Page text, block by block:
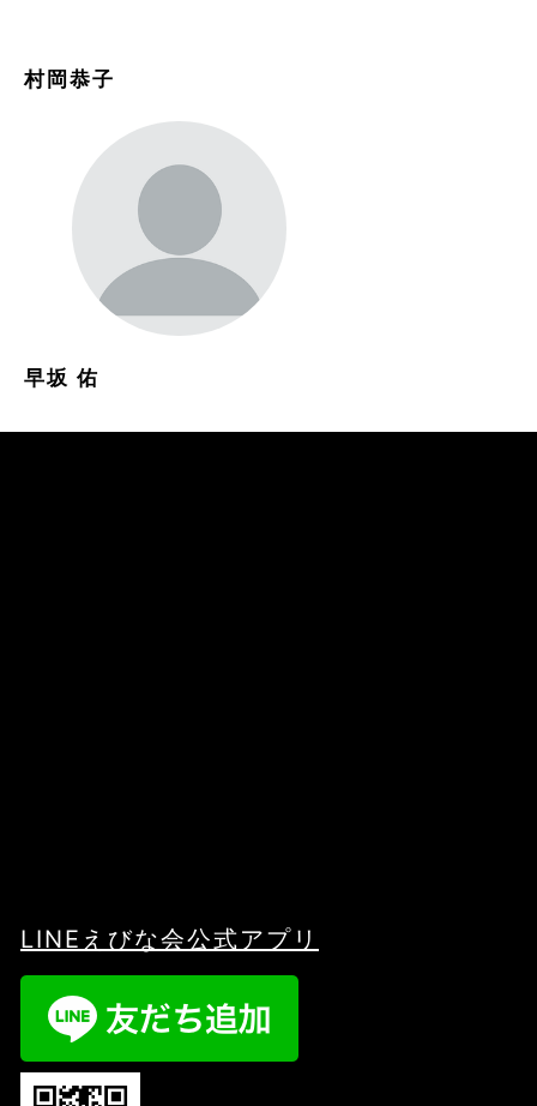
村岡恭子
早坂 佑
LINEえびな会公式アプリ